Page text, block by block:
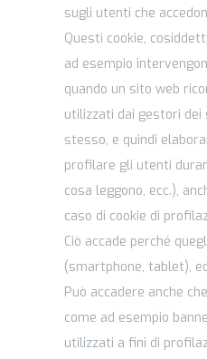
sugli utenti che
Questi cookie,
ad esempio
quando un sito web
utilizzati dai gestori
stesso, e quindi
profilare gli utenti
cosa leggono, ecc.),
caso di cookie di
Ciò accade perché
(smartphone, tablet),
Può accadere anche
come ad esempio
utilizzati a fini di